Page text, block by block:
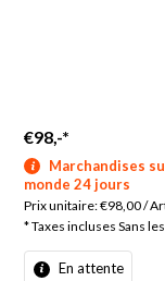
€98,-*
Marchandises
monde 24 jours
Prix unitaire:€98,00/
* Taxes incluses Sans
En attente